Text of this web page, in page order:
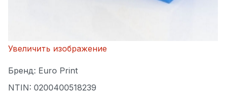
Увеличить изображение
Бренд: Euro Print
NTIN: 0200400518239